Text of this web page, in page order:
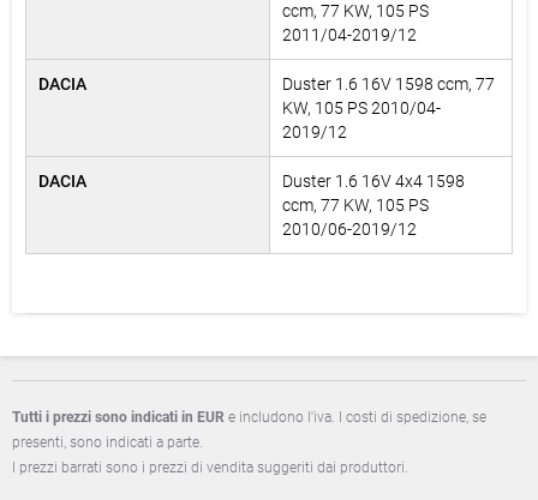
ccm, 77 KW, 105 PS
2011/04-2019/12
DACIA
Duster 1.6 16V 1598 ccm, 77
KW, 105 PS 2010/04-
2019/12
DACIA
Duster 1.6 16V 4x4 1598
ccm, 77 KW, 105 PS
2010/06-2019/12
Tutti i prezzi sono indicati in EUR e includono l'iva. I costi di spedizione, se
presenti, sono indicati a parte.
I prezzi barrati sono i prezzi di vendita suggeriti dai produttori.